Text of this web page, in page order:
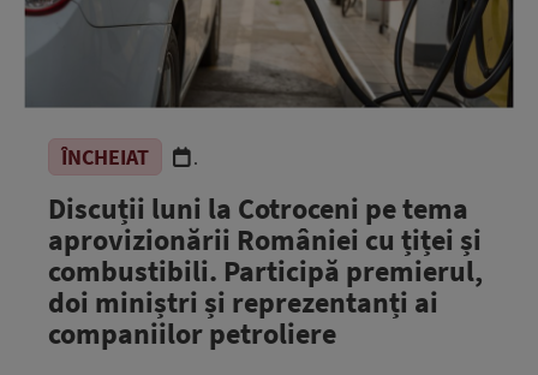
ÎNCHEIAT .
Discuții luni la Cotroceni pe tema
aprovizionării României cu țiței și
combustibili. Participă premierul,
doi miniștri și reprezentanți ai
companiilor petroliere